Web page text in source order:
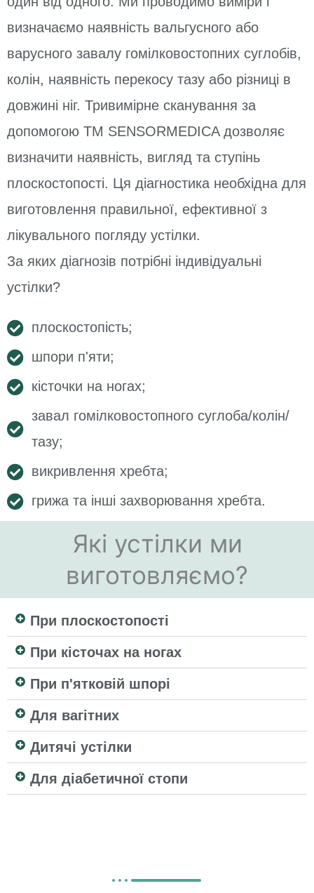
визначаємо наявність вальгусного або
варусного завалу гомілковостопних суглобів,
колін, наявність перекосу тазу або різниці в
довжині ніг. Тривимірне сканування за
допомогою TM SENSORMEDICA дозволяє
визначити наявність, вигляд та ступінь
плоскостопості. Ця діагностика необхідна для
виготовлення правильної, ефективної з
лікувального погляду устілки.
За яких діагнозів потрібні індивідуальні
устілки?
плоскостопість;
шпори п'яти;
кісточки на ногах;
завал гомілковостопного суглоба/колін/
тазу;
викривлення хребта;
грижа та інші захворювання хребта.
Які устілки ми
виготовляємо?
При плоскостопості
При кісточах на ногах
При п'ятковій шпорі
Для вагітних
Дитячі устілки
Для діабетичної стопи